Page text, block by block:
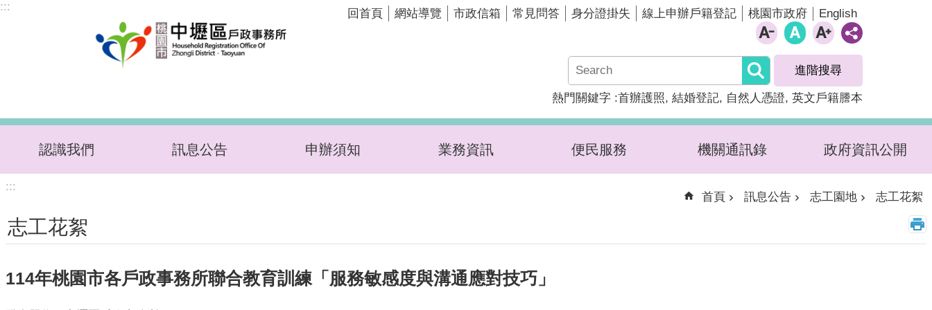
跳到主要內容區塊
:::
回首頁 網站導覽 市政信箱 常見問答 身分證掛失 線上申辦戶籍登記 桃園市政府 English
進階搜尋
熱門關鍵字 首辦護照 結婚登記 自然人憑證 英文戶籍謄本
認識我們 訊息公告 申辦須知 業務資訊 便民服務 機關通訊錄 政府資訊公開
:::
首頁 訊息公告 志工園地 志工花絮
志工花絮
114年桃園市各戶政事務所聯合教育訓練「服務敏感度與溝通應對技巧」